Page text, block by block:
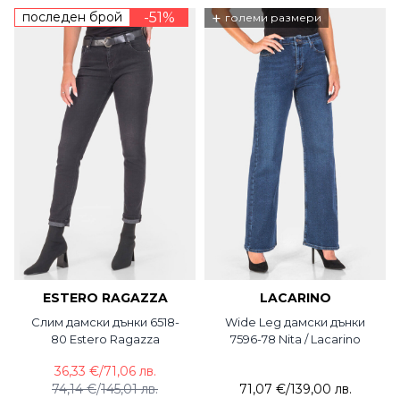
последен брой -51%
ESTERO RAGAZZA
Слим дамски дънки 6518-
80 Estero Ragazza
74,14 €/145,01 лв.
36,33 €/71,06 лв.
+ големи размери
LACARINO
Wide Leg дамски дънки
7596-78 Nita / Lacarino
71,07 €/139,00 лв.